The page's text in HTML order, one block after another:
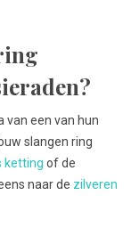
een van hun
slangen ring
ketting of de
naar de zilveren